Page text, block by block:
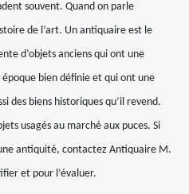
souvent. Quand on parle
de l’art. Un antiquaire est le
d’objets anciens qui ont une
bien définie et qui ont une
des biens historiques qu’il revend.
usagés au marché aux puces. Si
antiquité, contactez Antiquaire M.
et pour l’évaluer.